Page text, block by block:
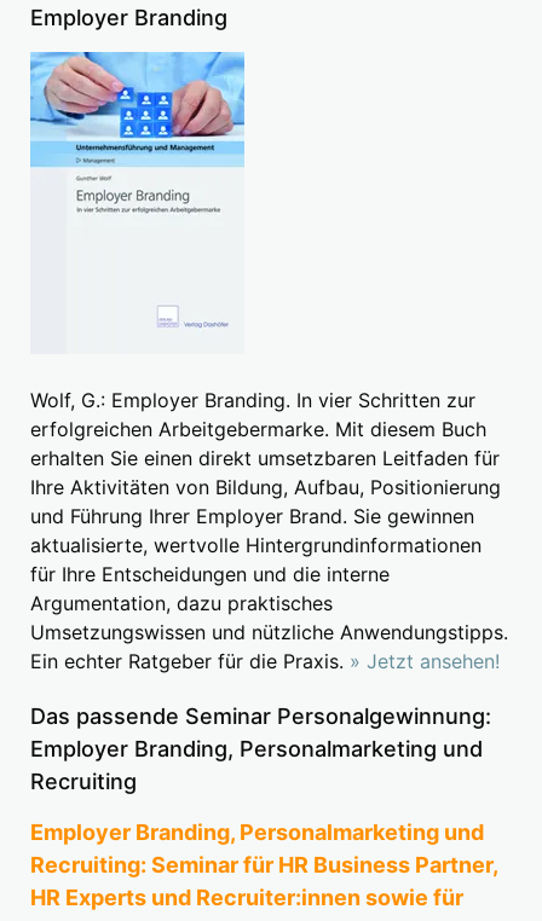
Employer Branding
Wolf, G.: Employer Branding. In vier Schritten zur
erfolgreichen Arbeitgebermarke. Mit diesem Buch
erhalten Sie einen direkt umsetzbaren Leitfaden für
Ihre Aktivitäten von Bildung, Aufbau, Positionierung
und Führung Ihrer Employer Brand. Sie gewinnen
aktualisierte, wertvolle Hintergrundinformationen
für Ihre Entscheidungen und die interne
Argumentation, dazu praktisches
Umsetzungswissen und nützliche Anwendungstipps.
Ein echter Ratgeber für die Praxis. » Jetzt ansehen!
Das passende Seminar Personalgewinnung:
Employer Branding, Personalmarketing und
Recruiting
Employer Branding, Personalmarketing und
Recruiting: Seminar für HR Business Partner,
HR Experts und Recruiter:innen sowie für